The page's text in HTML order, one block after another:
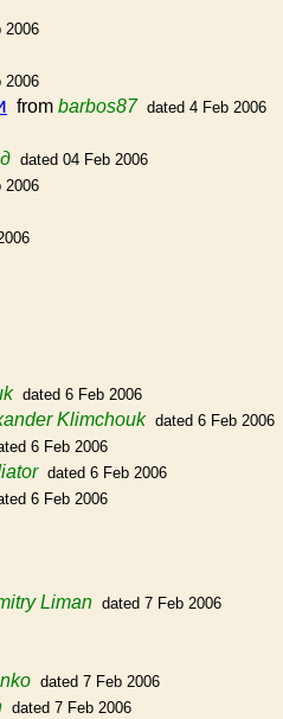
2006
2006
from barbos87 dated 4 Feb 2006
dated 04 Feb 2006
2006
dated 6 Feb 2006
Klimchouk dated 6 Feb 2006
6 Feb 2006
dated 6 Feb 2006
6 Feb 2006
Liman dated 7 Feb 2006
dated 7 Feb 2006
dated 7 Feb 2006